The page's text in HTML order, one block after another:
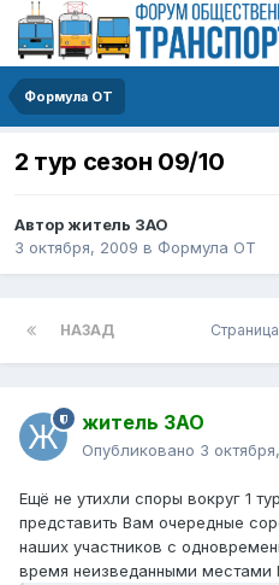
Формула ОТ
2 тур сезон 09/10
Автор житель ЗАО
3 октября, 2009 в Формула ОТ
НАЗАД Страница
житель ЗАО
Опубликовано 3
Ещё не утихли споры вокруг 1
представить Вам очередные
наших участников с
время неизведанными